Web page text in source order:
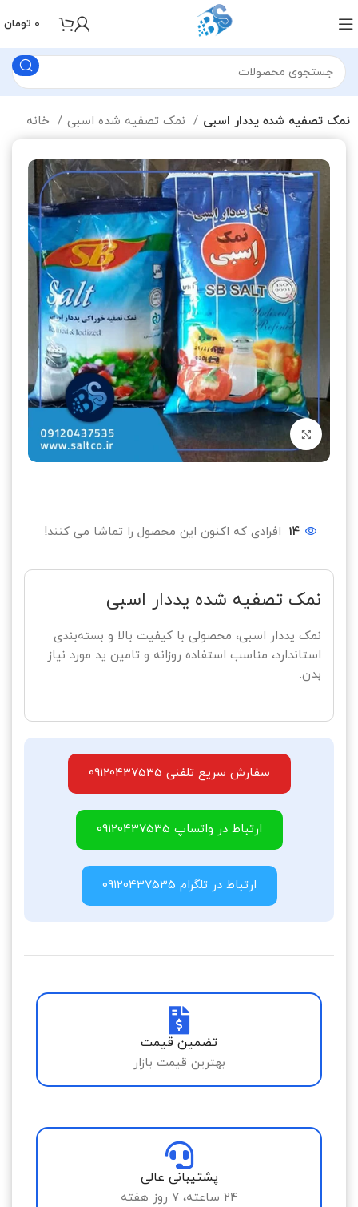
0 تومان
نمک تصفیه شده یددار اسبی
بزرگنمایی تصویر
14 افرادی که اکنون این محصول را تماشا می کنند!
نمک تصفیه شده یددار اسبی
نمک یددار اسبی، محصولی با کیفیت بالا و بسته‌بندی
استاندارد، مناسب استفاده روزانه و تامین ید مورد نیاز
بدن.
سفارش سریع تلفنی 09120437535
ارتباط در واتساپ 09120437535
ارتباط در تلگرام 09120437535
تضمین قیمت
بهترین قیمت بازار
پشتیبانی عالی
24 ساعته، 7 روز هفته